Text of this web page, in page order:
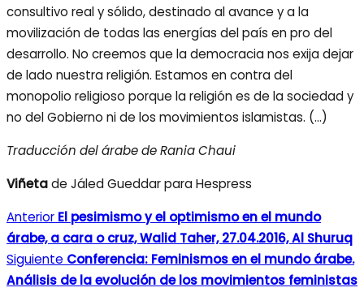
consultivo real y sólido, destinado al avance y a la
movilización de todas las energías del país en pro del
desarrollo. No creemos que la democracia nos exija dejar
de lado nuestra religión. Estamos en contra del
monopolio religioso porque la religión es de la sociedad y
no del Gobierno ni de los movimientos islamistas. (…)
Traducción del árabe de Rania Chaui
Viñetade Jáled Gueddar para Hespress
Anterior El pesimismo y el optimismo en el mundo
árabe, a cara o cruz, Walid Taher, 27.04.2016, Al Shuruq
Siguiente Conferencia: Feminismos en el mundo árabe.
Análisis de la evolución de los movimientos feministas